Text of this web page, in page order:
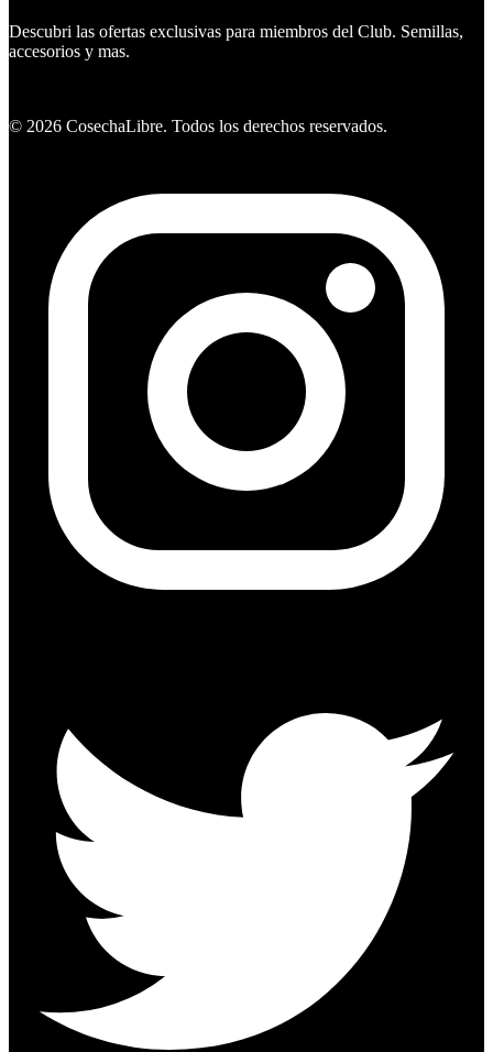
Descubri las ofertas exclusivas para miembros del Club. Semillas,
accesorios y mas.
© 2026 CosechaLibre. Todos los derechos reservados.